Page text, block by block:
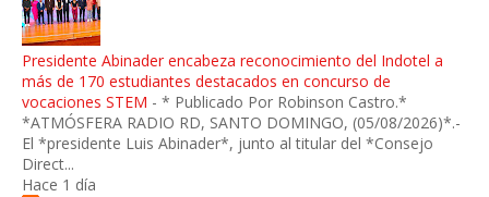
Presidente Abinader encabeza reconocimiento del Indotel a
más de 170 estudiantes destacados en concurso de
vocaciones STEM - * Publicado Por Robinson Castro.*
*ATMÓSFERA RADIO RD, SANTO DOMINGO, (05/08/2026)*.-
El *presidente Luis Abinader*, junto al titular del *Consejo
Direct...
Hace 1 día